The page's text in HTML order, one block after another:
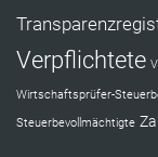
Verpflichtete
Wirtschaftsprüfer-
Steuerbevollmächtigte